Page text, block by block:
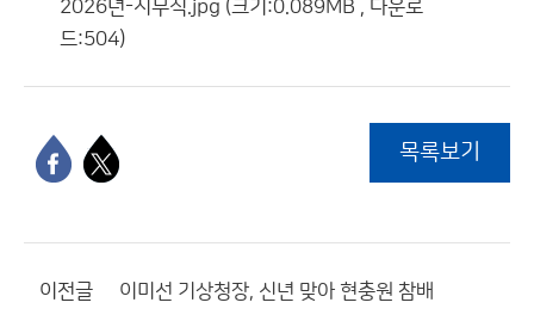
2026년-시무식.jpg (크기:0.089MB , 다운로
드:504)
목록보기
이전글 이미선 기상청장, 신년 맞아 현충원 참배